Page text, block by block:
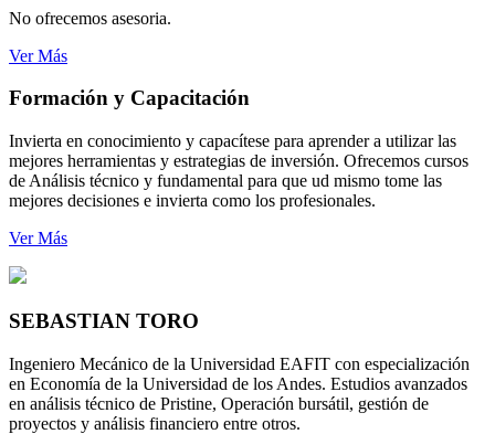
No ofrecemos asesoria.
Ver Más
Formación y Capacitación
Invierta en conocimiento y capacítese para aprender a utilizar las
mejores herramientas y estrategias de inversión. Ofrecemos cursos
de Análisis técnico y fundamental para que ud mismo tome las
mejores decisiones e invierta como los profesionales.
Ver Más
SEBASTIAN TORO
Ingeniero Mecánico de la Universidad EAFIT con especialización
en Economía de la Universidad de los Andes. Estudios avanzados
en análisis técnico de Pristine, Operación bursátil, gestión de
proyectos y análisis financiero entre otros.